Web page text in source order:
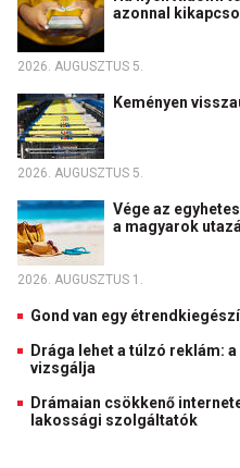
azonnal
2026. AUGUSZTUS 5.
Keményen
2026. AUGUSZTUS 5.
Vége az
a magyarok
2026. AUGUSZTUS 1.
Gond van egy
Drága lehet a túlzó reklám:
vizsgálja
Drámaian csökkenő
lakossági szolgáltatók